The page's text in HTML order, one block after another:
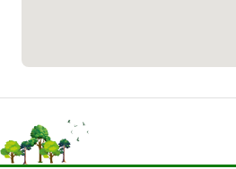
১৬১১১
বাংলাদেশ কোস্ট গার্ড হটলাইন